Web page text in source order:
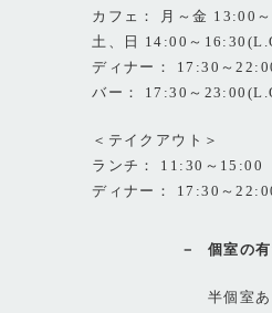
カフェ： 月～金 13:00
土、日 14:00～
ディナー： 17:30～
バー： 17:30～
＜テイクアウト＞
ランチ： 11:30～15:00
ディナー： 17:30～
個室の
半個室あ